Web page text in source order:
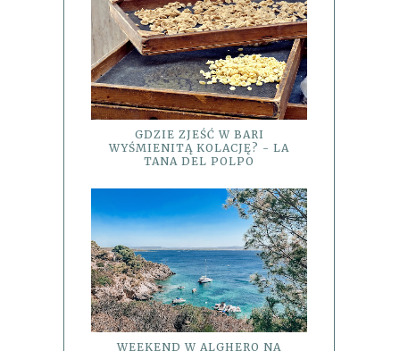
GDZIE ZJEŚĆ W BARI
WYŚMIENITĄ KOLACJĘ? - LA
TANA DEL POLPO
WEEKEND W ALGHERO NA